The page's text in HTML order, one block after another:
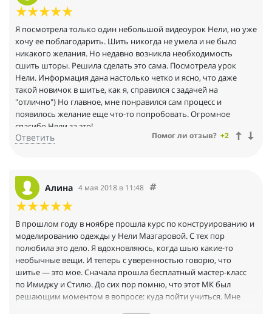
Я посмотрела только один небольшой видеоурок Нели, но уже
хочу ее поблагодарить. Шить никогда не умела и не было
никакого желания. Но недавно возникла необходимость
сшить шторы. Решила сделать это сама. Посмотрела урок
Нели. Информация дана настолько четко и ясно, что даже
такой новичок в шитье, как я, справился с задачей на
"отлично") Но главное, мне понравился сам процесс и
появилось желание еще что-то попробовать. Огромное
спасибо Нели за это!
Ответить Помог ли отзыв? +2
Алина 4 мая 2018 в 11:48
В прошлом году в ноябре прошла курс по конструированию и
моделированию одежды у Нели Мазгаровой. С тех пор
полюбила это дело. Я вдохновляюсь, когда шью какие-то
необычные вещи. И теперь с уверенностью говорю, что
шитье — это мое. Сначала прошла бесплатный мастер-класс
по Имиджу и Стилю. До сих пор помню, что этот МК был
решающим моментом в вопросе: куда пойти учиться. Мне